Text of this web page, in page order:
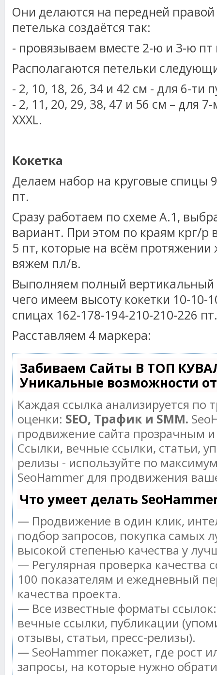
Они делаются на передней
петелька создаётся так:
- провязываем вместе 2-ю и 3-ю пт
Располагаются петельки
- 2, 10, 18, 26, 34 и 42 см - для 6-ти
- 2, 11, 20, 29, 38, 47 и 56 см – для
XXXL.
Кокетка
Делаем набор на круговые спицы
пт.
Сразу работаем по схеме А.1,
вариант. При этом по краям крг/р
5 пт, которые на всём протяжении
вяжем пл/в.
Выполняем полный вертикальный
чего имеем высоту кокетки 10-10-
спицах 162-178-194-210-210-226 пт.
Расставляем 4 маркера:
Забиваем Сайты В ТОП
Уникальные возможности
Каждая ссылка анализируется по
оценки: SEO, Трафик и SMM.
продвижение сайта прозрачным
Ссылки, вечные ссылки, статьи,
релизы - используйте по
SeoHammer для продвижения
Что умеет делать
— Продвижение в один клик,
подбор запросов, покупка самых
высокой степенью качества у
— Регулярная проверка качества
100 показателям и ежедневный
качества проекта.
— Все известные форматы
вечные ссылки, публикации
отзывы, статьи, пресс-релизы).
— SeoHammer покажет, где рост
запросы, на которые нужно